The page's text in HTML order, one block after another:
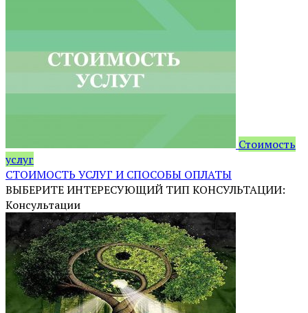
Стоимость
услуг
СТОИМОСТЬ УСЛУГ И СПОСОБЫ ОПЛАТЫ
ВЫБЕРИТЕ ИНТЕРЕСУЮЩИЙ ТИП КОНСУЛЬТАЦИИ:
Консультации